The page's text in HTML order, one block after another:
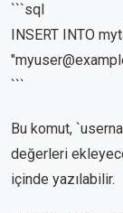
```sql
INSERT INTO
```
Bu komut,
değerleri
içinde yazılabilir.